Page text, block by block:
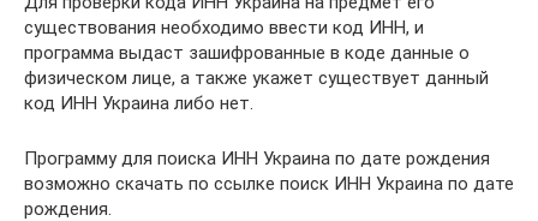
существования необходимо ввести код ИНН, и
программа выдаст зашифрованные в коде данные о
физическом лице, а также укажет существует данный
код ИНН Украина либо нет.
Программу для поиска ИНН Украина по дате рождения
возможно скачать по ссылке поиск ИНН Украина по дате
рождения.